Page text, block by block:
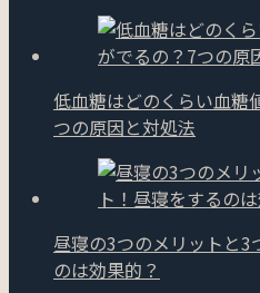
低血糖はどのくらい血糖
つの原因と対処法
昼寝の3つのメリットと3
のは効果的？